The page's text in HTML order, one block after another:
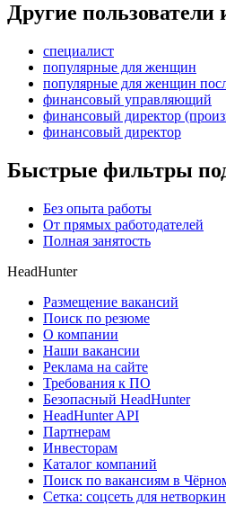
Другие пользователи
специалист
популярные для женщин
популярные для женщин
финансовый управляющий
финансовый директор
финансовый директор
Быстрые фильтры
Без опыта работы
От прямых работодателей
Полная занятость
HeadHunter
Размещение вакансий
Поиск по резюме
О компании
Наши вакансии
Реклама на сайте
Требования к ПО
Безопасный HeadHunter
HeadHunter API
Партнерам
Инвесторам
Каталог компаний
Поиск по вакансиям в
Сетка: соцсеть для